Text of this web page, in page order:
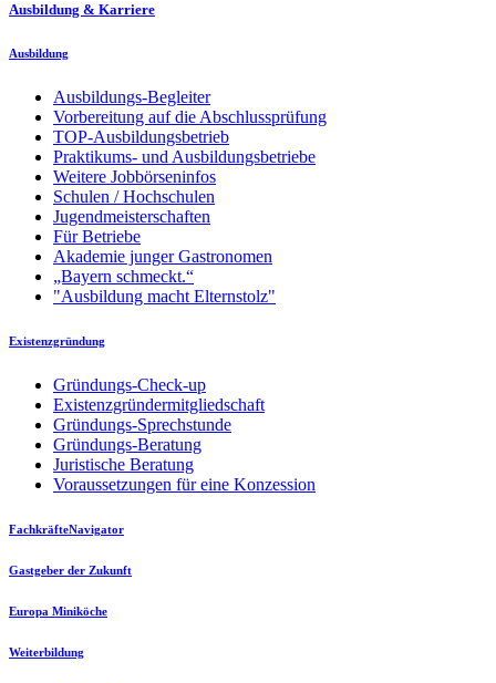
Ausbildung & Karriere
Ausbildung
Ausbildungs-Begleiter
Vorbereitung auf die Abschlussprüfung
TOP-Ausbildungsbetrieb
Praktikums- und Ausbildungsbetriebe
Weitere Jobbörseninfos
Schulen / Hochschulen
Jugendmeisterschaften
Für Betriebe
Akademie junger Gastronomen
„Bayern schmeckt.“
"Ausbildung macht Elternstolz"
Existenzgründung
Gründungs-Check-up
Existenzgründermitgliedschaft
Gründungs-Sprechstunde
Gründungs-Beratung
Juristische Beratung
Voraussetzungen für eine Konzession
FachkräfteNavigator
Gastgeber der Zukunft
Europa Miniköche
Weiterbildung